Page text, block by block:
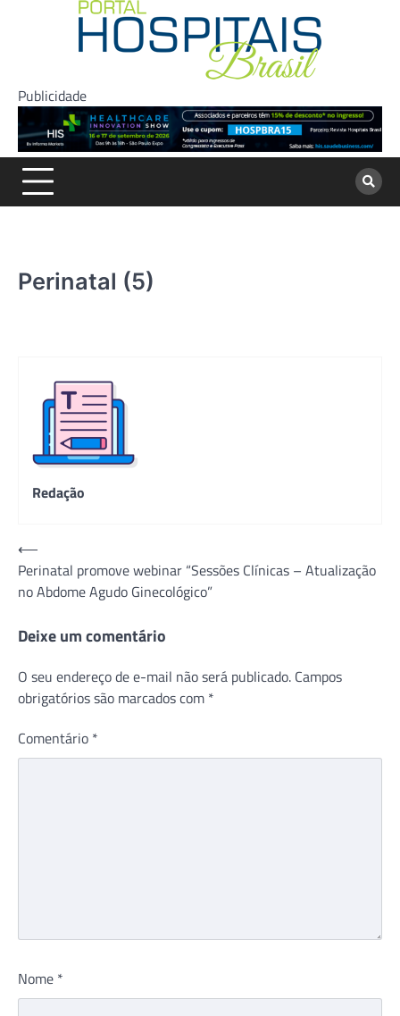
Publicidade
Perinatal (5)
Redação
Navegação
de
Post
⟵
Perinatal promove webinar “Sessões Clínicas – Atualização
no Abdome Agudo Ginecológico”
Deixe um comentário
O seu endereço de e-mail não será publicado. Campos
obrigatórios são marcados com *
Comentário *
Nome *